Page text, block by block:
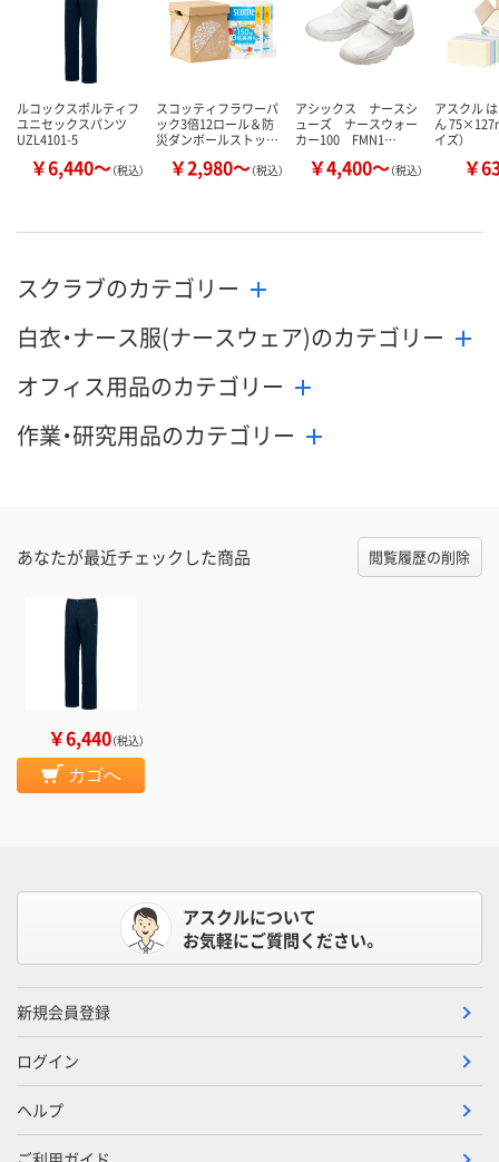
ルコックスポルティフ
ユニセックスパンツ
UZL4101-5
￥6,440～（税込）
スコッティフラワーパ
ック3倍12ロール＆防
災ダンボールストッ…
￥2,980～（税込）
アシックス ナースシ
ューズ ナースウォー
カー100 FMN1…
￥4,400～（税込）
アスクル
ん 75×127
イズ）
￥
スクラブのカテゴリー
白衣・ナース服(ナースウェア)のカテゴリー
オフィス用品のカテゴリー
作業・研究用品のカテゴリー
あなたが最近チェックした商品 閲覧履歴の削除
￥6,440（税込）
カゴへ
アスクルについて
お気軽にご質問ください。
新規会員登録
ログイン
ヘルプ